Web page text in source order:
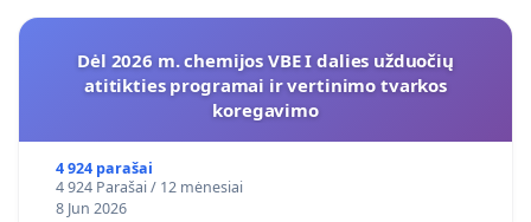
Dėl 2026 m. chemijos VBE I dalies užduočių
atitikties programai ir vertinimo tvarkos
koregavimo
4 924 parašai
4 924 Parašai / 12 mėnesiai
8 Jun 2026